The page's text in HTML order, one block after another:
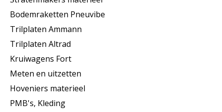
Bodemraketten Pneuvibe
Trilplaten Ammann
Trilplaten Altrad
Kruiwagens Fort
Meten en uitzetten
Hoveniers materieel
PMB's, Kleding